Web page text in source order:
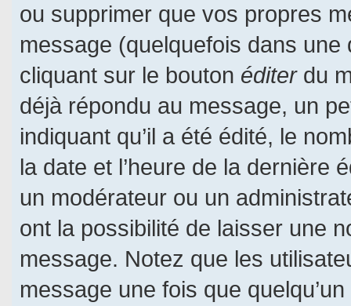
ou supprimer que vos propres
message (quelquefois dans
cliquant sur le bouton éditerdu
déjà répondu au message, un
indiquant qu’il a été édité, le
la date et l’heure de la dernière
un modérateur ou un
ont la possibilité de laisser une
message. Notez que les
message une fois que